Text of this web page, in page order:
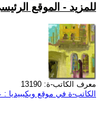
للمزيد - الموقع
معرف الكاتب-ة: 13190
الكاتب-ة في موقع ويكيبيديا